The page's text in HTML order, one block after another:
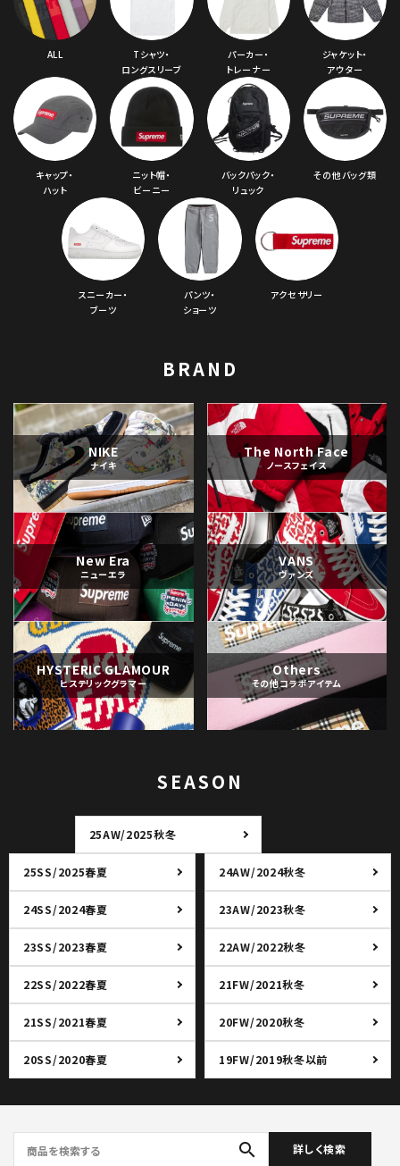
ALL
Tシャツ・
ロングスリーブ
パーカー・
トレーナー
ジャケット・
アウター
キャップ・
ハット
ニット帽・
ビーニー
バックパック・
リュック
その他バッグ類
スニーカー・
ブーツ
パンツ・
ショーツ
アクセサリー
BRAND
NIKE
ナイキ
The North Face
ノースフェイス
New Era
ニューエラ
VANS
ヴァンズ
HYSTERIC GLAMOUR
ヒステリックグラマー
Others
その他コラボアイテム
SEASON
25AW/2025秋冬
25SS/2025春夏 24AW/2024秋冬
24SS/2024春夏 23AW/2023秋冬
23SS/2023春夏 22AW/2022秋冬
22SS/2022春夏 21FW/2021秋冬
21SS/2021春夏 20FW/2020秋冬
20SS/2020春夏 19FW/2019秋冬以前
search 詳しく検索